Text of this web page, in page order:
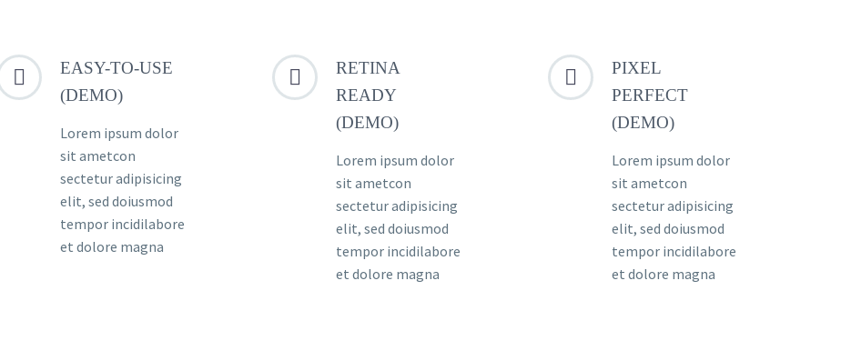


EASY-TO-USE
(DEMO)
Lorem ipsum dolor
sit ametcon
sectetur adipisicing
elit, sed doiusmod
tempor incidilabore
et dolore magna


RETINA
READY
(DEMO)
Lorem ipsum dolor
sit ametcon
sectetur adipisicing
elit, sed doiusmod
tempor incidilabore
et dolore magna


PIXEL
PERFECT
(DEMO)
Lorem ipsum dolor
sit ametcon
sectetur adipisicing
elit, sed doiusmod
tempor incidilabore
et dolore magna